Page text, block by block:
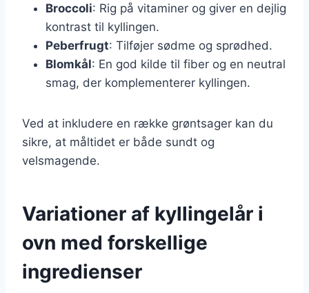
Broccoli: Rig på vitaminer og giver en dejlig
kontrast til kyllingen.
Peberfrugt: Tilføjer sødme og sprødhed.
Blomkål: En god kilde til fiber og en neutral
smag, der komplementerer kyllingen.
Ved at inkludere en række grøntsager kan du
sikre, at måltidet er både sundt og
velsmagende.
Variationer af kyllingelår i
ovn med forskellige
ingredienser